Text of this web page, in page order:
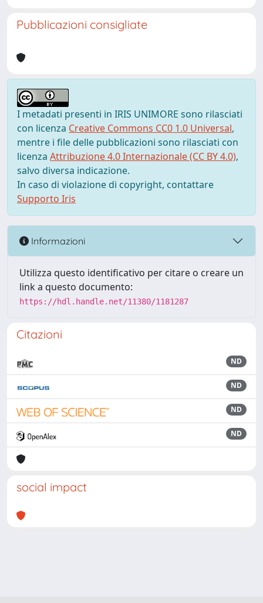
Pubblicazioni consigliate
I metadati presenti in IRIS UNIMORE sono rilasciati
con licenza Creative Commons CC0 1.0 Universal,
mentre i file delle pubblicazioni sono rilasciati con
licenza Attribuzione 4.0 Internazionale (CC BY 4.0),
salvo diversa indicazione.
In caso di violazione di copyright, contattare
Supporto Iris
Informazioni
Utilizza questo identificativo per citare o creare un
link a questo documento:
https://hdl.handle.net/11380/1181287
Citazioni
ND
ND
ND
ND
social impact